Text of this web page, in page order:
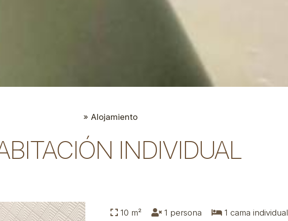
» Alojamiento
INDIVIDUAL
10 m² 1 persona 1 cama individual